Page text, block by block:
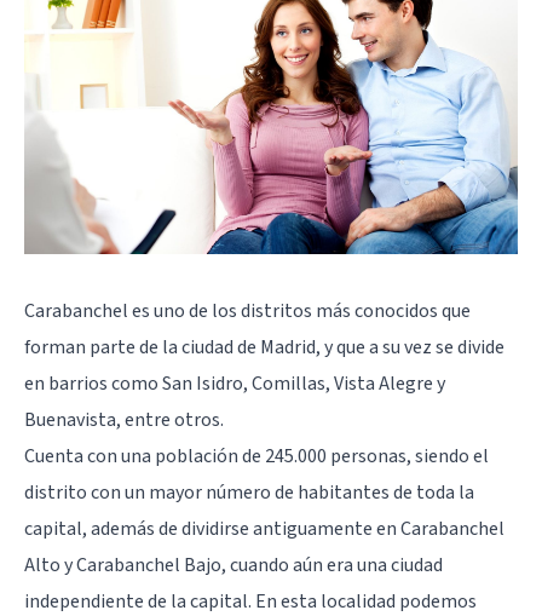
Carabanchel es uno de los distritos más conocidos que
forman parte de la ciudad de Madrid, y que a su vez se divide
en barrios como San Isidro, Comillas, Vista Alegre y
Buenavista, entre otros.
Cuenta con una población de 245.000 personas, siendo el
distrito con un mayor número de habitantes de toda la
capital, además de dividirse antiguamente en Carabanchel
Alto y Carabanchel Bajo, cuando aún era una ciudad
independiente de la capital. En esta localidad podemos